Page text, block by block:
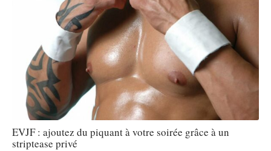
EVJF : ajoutez du piquant à votre soirée grâce à un
striptease privé